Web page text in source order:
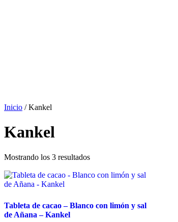
Inicio / Kankel
Kankel
Mostrando los 3 resultados
Tableta de cacao – Blanco con limón y sal
de Añana – Kankel